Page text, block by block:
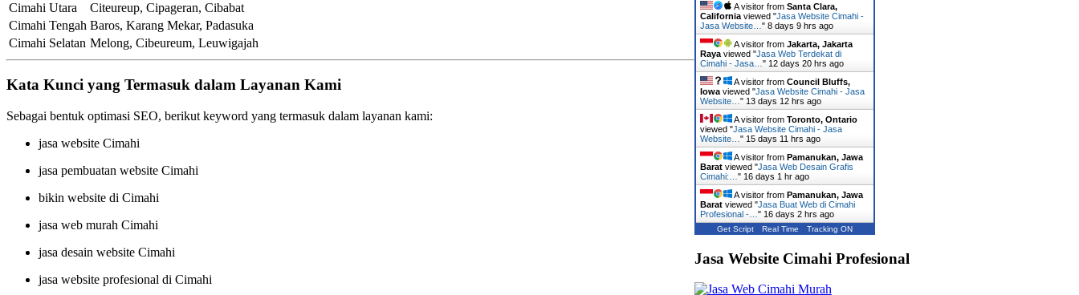
Cimahi Utara
Citeureup, Cipageran, Cibabat
Cimahi Tengah Baros, Karang Mekar, Padasuka
Cimahi Selatan Melong, Cibeureum, Leuwigajah
Kata Kunci yang Termasuk dalam Layanan Kami
Sebagai bentuk optimasi SEO, berikut keyword yang termasuk dalam layanan kami:
jasa website Cimahi
jasa pembuatan website Cimahi
bikin website di Cimahi
jasa web murah Cimahi
jasa desain website Cimahi
jasa website profesional di Cimahi
A visitor from Santa Clara,
Californiaviewed "Jasa Website Cimahi -
Jasa Website… " 8 days 9 hrs ago
A visitor from Jakarta, Jakarta
Rayaviewed "Jasa Web Terdekat di
Cimahi - Jasa… " 12 days 20 hrs ago
A visitor from Council Bluffs,
Iowaviewed "Jasa Website Cimahi - Jasa
Website… " 13 days 12 hrs ago
A visitor from Toronto, Ontario
viewed "Jasa Website Cimahi - Jasa
Website… " 15 days 11 hrs ago
A visitor from Pamanukan, Jawa
Baratviewed "Jasa Web Desain Grafis
Cimahi:… " 16 days 1 hr ago
A visitor from Pamanukan, Jawa
Baratviewed "Jasa Buat Web di Cimahi
Profesional -… " 16 days 2 hrs ago
Get Script Real Time Tracking ON
Jasa Website Cimahi Profesional